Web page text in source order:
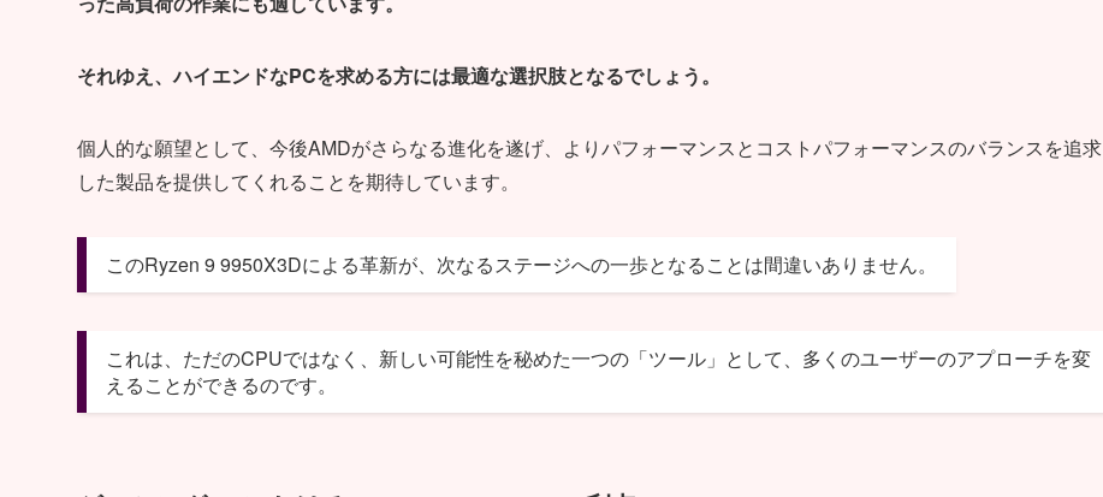
それゆえ、ハイエンドなPCを求める方には最適な選択肢となるでしょう。
個人的な願望として、今後AMDがさらなる進化を遂げ、よりパフォーマンスとコストパフォーマンスのバランスを追求
した製品を提供してくれることを期待しています。
このRyzen 9 9950X3Dによる革新が、次なるステージへの一歩となることは間違いありません。
これは、ただのCPUではなく、新しい可能性を秘めた一つの「ツール」として、多くのユーザーのアプローチを変
えることができるのです。